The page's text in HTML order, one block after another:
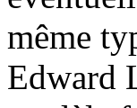
même
Edward